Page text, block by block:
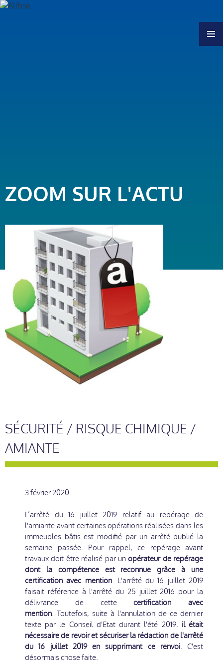
ZOOM SUR L'ACTU
SÉCURITÉ / RISQUE CHIMIQUE /
AMIANTE
3 février 2020
L’arrêté du 16 juillet 2019 relatif au repérage de
l'amiante avant certaines opérations réalisées dans les
immeubles bâtis est modifié par un arrêté publié la
semaine passée. Pour rappel, ce repérage avant
travaux doit être réalisé par unopérateur de repérage
dont la compétence est reconnue grâce à une
certification avec mention. L'arrêté du 16 juillet 2019
faisait référence à l'arrêté du 25 juillet 2016 pour la
délivrance de cettecertification avec
mention. Toutefois, suite à l'annulation de ce dernier
texte par le Conseil d'Etat durant l'été 2019, il était
nécessaire de revoir et sécuriser la rédaction de l'arrêté
du 16 juillet 2019 en supprimant ce renvoi. C'est
désormais chose faite.